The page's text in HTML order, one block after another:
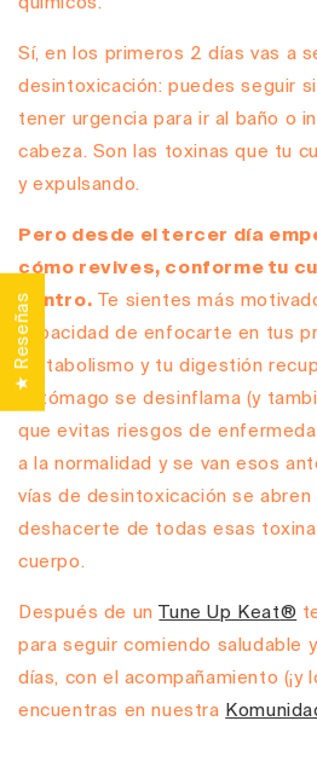
Sí, en los primeros 2 días vas a
desintoxicación: puedes seguir
tener urgencia para ir al baño o
cabeza. Son las toxinas que tu
y expulsando.
Pero desde el tercer día
cómo revives, conforme tu
dentro. Te sientes más
capacidad de enfocarte en tus
metabolismo y tu digestión
estómago se desinflama (y
que evitas riesgos de
a la normalidad y se van esos
vías de desintoxicación se abren
deshacerte de todas esas
cuerpo.
Después de unTune Up Keat®
para seguir comiendo saludable
días, con el acompañamiento (¡y
encuentras en nuestra
★ Reseñas